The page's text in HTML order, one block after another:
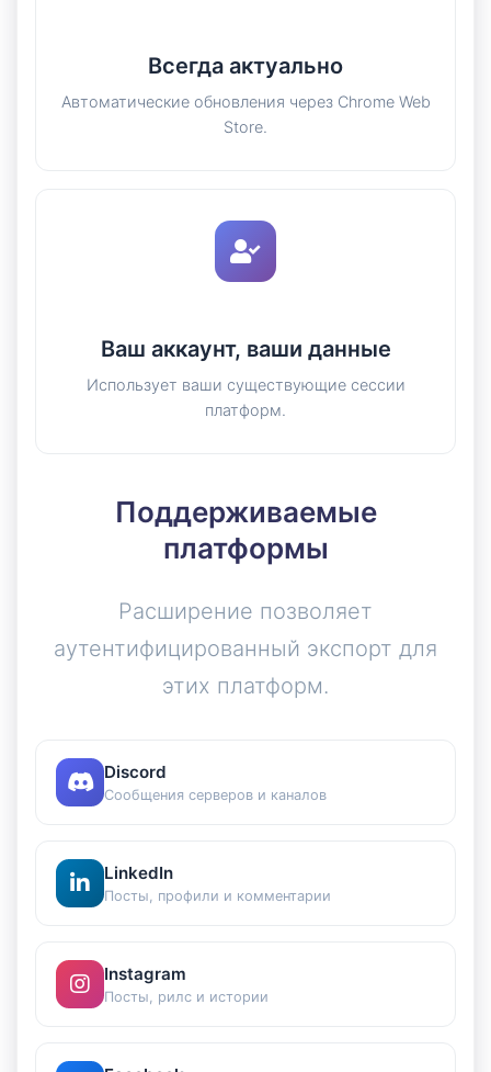
Всегда актуально
Автоматические обновления через Chrome Web
Store.
Ваш аккаунт, ваши данные
Использует ваши существующие сессии
платформ.
Поддерживаемые
платформы
Расширение позволяет
аутентифицированный экспорт для
этих платформ.
Discord
Сообщения серверов и каналов
LinkedIn
Посты, профили и комментарии
Instagram
Посты, рилс и истории